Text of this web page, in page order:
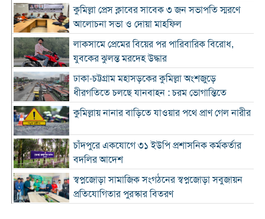
কুমিল্লা প্রেস ক্লাবের সাবেক ৩ জন সভাপতি স্মরণে
আলোচনা সভা ও দোয়া মাহফিল
লাকসামে প্রেমের বিয়ের পর পারিবারিক বিরোধ,
যুবকের ঝুলন্ত মরদেহ উদ্ধার
ঢাকা-চট্টগ্রাম মহাসড়কের কুমিল্লা অংশজুড়ে
ধীরগতিতে চলছে যানবাহন : চরম ভোগান্তিতে
কুমিল্লায় নানার বাড়িতে যাওয়ার পথে প্রাণ গেল নারীর
চাঁদপুরে একযোগে ৩১ ইউপি প্রশাসনিক কর্মকর্তার
বদলির আদেশ
স্বপ্নজোড়া সামাজিক সংগঠনের স্বপ্নজোড়া সবুজায়ন
প্রতিযোগিতার পুরস্কার বিতরণ